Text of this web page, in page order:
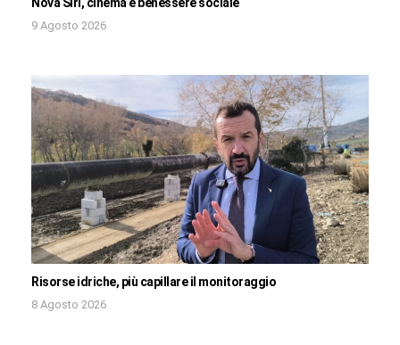
9 Agosto 2026
Risorse idriche, più capillare il monitoraggio
8 Agosto 2026